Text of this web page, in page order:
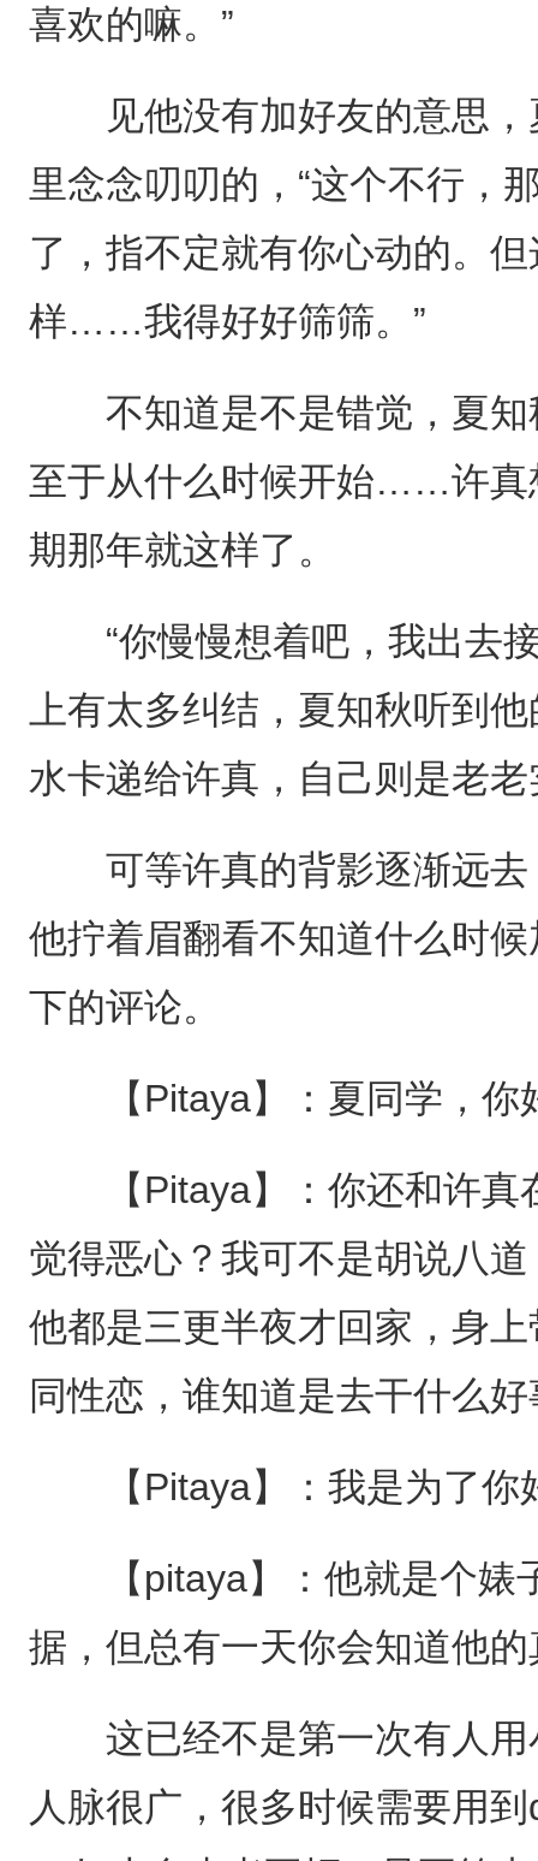
喜欢的嘛。”
见他没有加好友的意思，
里念念叨叨的，“这个不行，
了，指不定就有你心动的。
样……我得好好筛筛。”
不知道是不是错觉，夏知
至于从什么时候开始……许真
期那年就这样了。
“你慢慢想着吧，我出去接
上有太多纠结，夏知秋听到
水卡递给许真，自己则是老
可等许真的背影逐渐远去
他拧着眉翻看不知道什么时
下的评论。
【Pitaya】：夏同学，你
【Pitaya】：你还和许真
觉得恶心？我可不是胡说八
他都是三更半夜才回家，身
同性恋，谁知道是去干什么
【Pitaya】：我是为了你
【pitaya】：他就是个婊
据，但总有一天你会知道他
这已经不是第一次有人用
人脉很广，很多时候需要用